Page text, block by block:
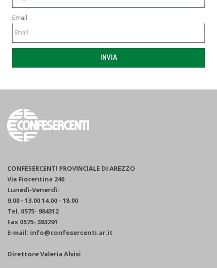
Email
INVIA
CONFESERCENTI PROVINCIALE DI AREZZO
Via Fiorentina 240
Lunedì-Venerdì:
9.00 - 13.00 14.00 - 18.00
Tel. 0575- 984312
Fax 0575- 383291
E-mail: info@confesercenti.ar.it
Direttore Valeria Alvisi